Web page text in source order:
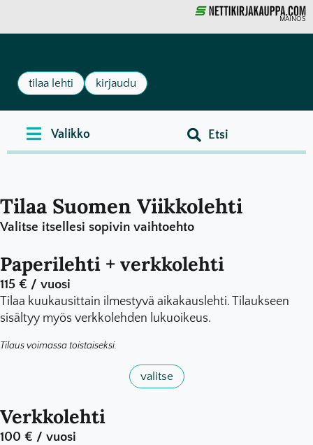
MAINOS
tilaa lehti kirjaudu
Tilaa Suomen Viikkolehti
Valitse itsellesi sopivin vaihtoehto
Paperilehti + verkkolehti
115 € / vuosi
Tilaa kuukausittain ilmestyvä aikakauslehti. Tilaukseen
sisältyy myös verkkolehden lukuoikeus.
Tilaus voimassa toistaiseksi.
valitse
Verkkolehti
100 € / vuosi